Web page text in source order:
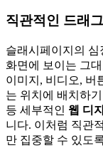
직관적인 드래
슬래시페이지의
화면에 보이는 그
이미지, 비디오, 버
는 위치에 배치하
등 세부적인 웹 디
니다. 이처럼 직관
만 집중할 수 있도